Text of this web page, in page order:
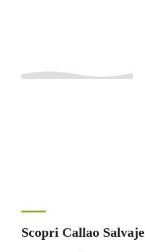
Scopri Callao Salvaje